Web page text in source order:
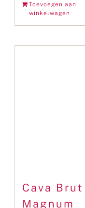
Toevoegen aan
winkelwagen
Cava
Magnum